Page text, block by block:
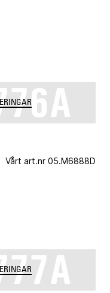
Vårt art.nr 05.M6888D